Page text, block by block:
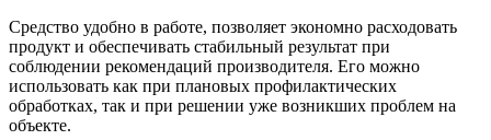
Средство удобно в работе, позволяет экономно расходовать
продукт и обеспечивать стабильный результат при
соблюдении рекомендаций производителя. Его можно
использовать как при плановых профилактических
обработках, так и при решении уже возникших проблем на
объекте.